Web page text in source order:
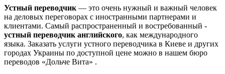
Устный переводчик— это очень нужный и важный человек
на деловых переговорах с иностранными партнерами и
клиентами. Самый распространенный и востребованный -
устный переводчик английского, как международного
языка. Заказать услуги устного переводчика в Киеве и других
городах Украины по доступной цене можно в нашем бюро
переводов «Дольче Вита» .